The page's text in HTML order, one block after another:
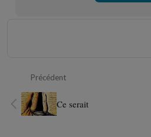
Précédent
Ce serait